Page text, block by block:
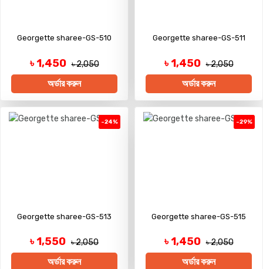
Georgette sharee-GS-510
৳ 1,450 ৳ 2,050
অর্ডার করুন
Georgette sharee-GS-511
৳ 1,450 ৳ 2,050
অর্ডার করুন
-24%
Georgette sharee-GS-513
৳ 1,550 ৳ 2,050
অর্ডার করুন
-29%
Georgette sharee-GS-515
৳ 1,450 ৳ 2,050
অর্ডার করুন